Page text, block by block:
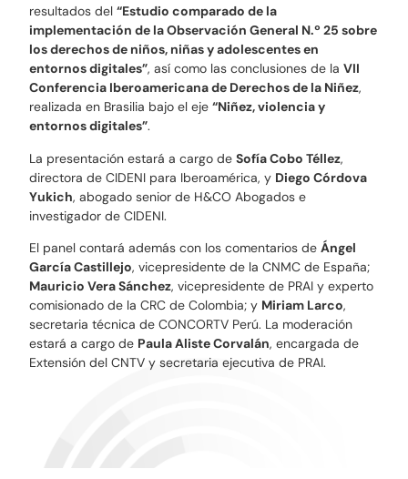
resultados del“Estudio comparado de la
implementación de la Observación General N.º 25 sobre
los derechos de niños, niñas y adolescentes en
entornos digitales”, así como las conclusiones de laVII
Conferencia Iberoamericana de Derechos de la Niñez,
realizada en Brasilia bajo el eje“Niñez, violencia y
entornos digitales”.
La presentación estará a cargo deSofía Cobo Téllez,
directora de CIDENI para Iberoamérica, y Diego Córdova
Yukich, abogado senior de H&CO Abogados e
investigador de CIDENI.
El panel contará además con los comentarios deÁngel
García Castillejo, vicepresidente de la CNMC de España;
Mauricio Vera Sánchez, vicepresidente de PRAI y experto
comisionado de la CRC de Colombia; y Miriam Larco,
secretaria técnica de CONCORTV Perú. La moderación
estará a cargo de Paula Aliste Corvalán, encargada de
Extensión del CNTV y secretaria ejecutiva de PRAI.